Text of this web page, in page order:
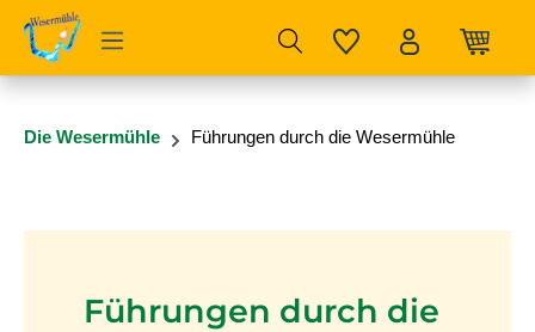
Zum Hauptinhalt springen
Die Wesermühle Führungen durch die Wesermühle
Führungen durch die